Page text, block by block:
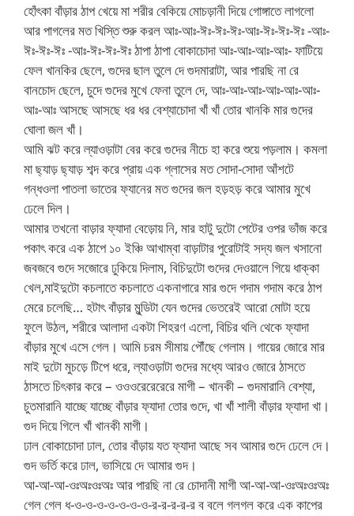
হোঁৎকা বাঁড়ার ঠাপ খেয়ে মা শরীর বেকিয়ে মোচড়ানী দিয়ে গোঙ্গাতে লাগলো
আর পাগলের মত খিস্তি শুরু করল আঃ-আঃ-ঈঃ-ঈঃ-ঈঃ-আঃ-ঈঃ-ঈঃ-ঈঃ -আঃ-
ঈঃ-ঈঃ-ঈঃ -আঃ-ঈঃ-ঈঃ-ঈঃ ঠাপা ঠাপা বোকাচোদা আঃ-আঃ-আঃ-আঃ- ফাটিয়ে
ফেল খানকির ছেলে, গুদের ছাল তুলে দে গুদমারাটা, আর পারছি না রে
বানচোদ ছেলে, চুদে গুদের মুখে ফেনা তুলে দে, আঃ-আঃ-আঃ-আঃ-আঃ-আঃ-
আঃ-আঃ আসছে আসছে ধর ধর বেশ্যাচোদা খাঁ খাঁ তোর খানকি মার গুদের
ঘোলা জল খাঁ।
আমি ঝট করে ল্যাওড়াটা বের করে গুদের নীচে হা করে শুয়ে পড়লাম। কমলা
মা ছ্যাড় ছ্যাড় শব্দ করে প্রায় এক গ্লাসের মত সোদা-সোদা আঁশটে
গন্ধওলা পাতলা ভাতের ফ্যানের মত গুদের জল হড়হড় করে আমার মুখে
ঢেলে দিল।
আমার তখনো বাড়ার ফ্যাদা বেড়োয় নি, মার হাটু দুটো পেটের ওপর ভাঁজ করে
পকাৎ করে এক ঠাপে ১০ ইঞ্চি আখাম্বা বাড়াটার পুরোটাই সদ্য জল খসানো
জবজবে গুদে সজোরে ঢুকিয়ে দিলাম, বিচিদুটো গুদের দেওয়ালে গিয়ে ধাক্কা
খেল,মাইদুটো কচলাতে কচলাতে একনাগারে মার গুদে গদাম গদাম করে ঠাপ
মেরে চলেছি… হটাৎ বাঁড়ার মুন্ডিটা যেন গুদের ভেতরেই আরো মোটা হয়ে
ফুলে উঠল, শরীরে আলাদা একটা শিহরণ এলো, বিচির থলি থেকে ফ্যাদা
বাঁড়ার মুখে এসে গেল। আমি চরম সীমায় পৌঁছে গেলাম। গায়ের জোরে মার
মাই দুটো মুচড়ে টিপে ধরে, ল্যাওড়াটা গুদের মধ্যে আরও জোরে ঠাসতে
ঠাসতে চিৎকার করে – ওওওরেরেরেরে মাগী – খানকী – গুদমারানি বেশ্যা,
চুতমারানি যাচ্ছে যাচ্ছে বাঁড়ার ফ্যাদা তোর গুদে, খা খাঁ শালী বাঁড়ার ফ্যাদা খা।
গুদ দিয়ে গিলে খাঁ খানকী মাগী।
ঢাল বোকাচোদা ঢাল, তোর বাঁড়ায় যত ফ্যাদা আছে সব আমার গুদে ঢেলে দে।
গুদ ভর্তি করে ঢাল, ভাসিয়ে দে আমার গুদ।
আ-আ-আ-ওঃঅঃওঃঅঃ আর পারছি না রে চোদানী মাগী আ-আ-আ-ওঃঅঃওঃঅঃ
গেল গেল ধ-ও-ও-ও-ও-ও-ও-ও-র-র-র-র-র ব বলে গলগল করে এক কাপের